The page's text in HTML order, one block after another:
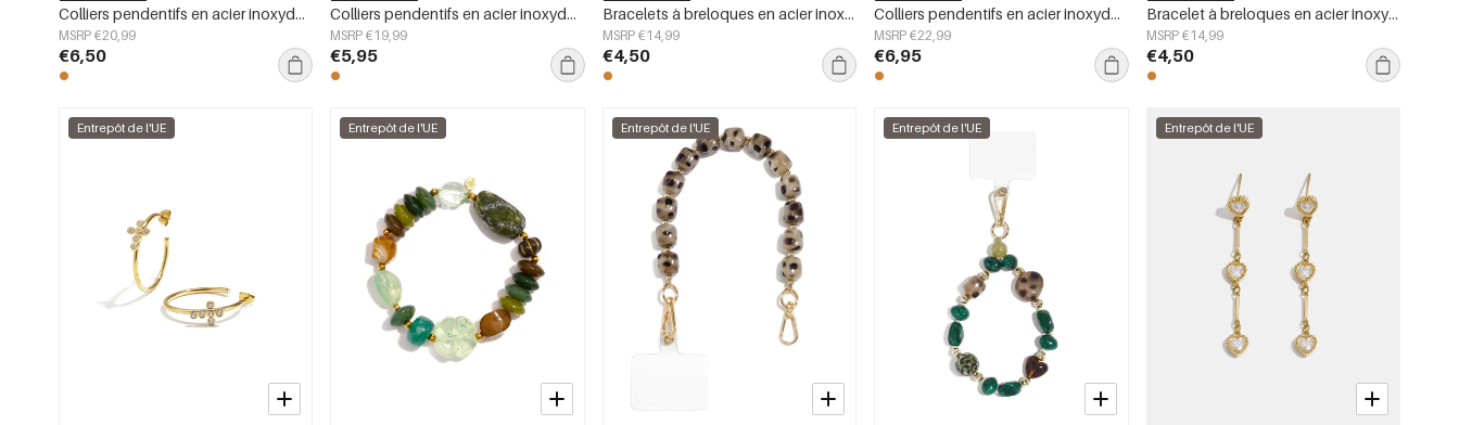
Colliers pendentifs en acier inoxydable en forme de cœur, collection Daily Simple, bijoux pour femmes
MSRP €20,99
€6,50
Colliers pendentifs en acier inoxydable Clover, collection Daily Simple, bijoux pour femmes
MSRP €19,99
€5,95
Bracelets à breloques en acier inoxydable, motif floral, collection Daily Simple, bijoux pour femmes
MSRP €14,99
€4,50
Colliers pendentifs en acier inoxydable plaqué or 14 carats, collection Fleur Simple Daily Simple, bijoux pour femmes
MSRP €22,99
€6,95
Bracelet à breloques en acier inoxydable plaqué or 14 carats, nœud papillon, collection Simple Daily, bijoux pour femmes
MSRP €14,99
€4,50
Entrepôt de l'UE Entrepôt de l'UE Entrepôt de l'UE Entrepôt de l'UE Entrepôt de l'UE